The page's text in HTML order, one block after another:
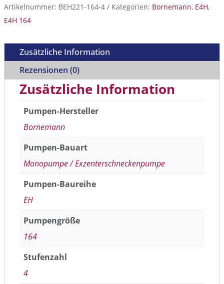
Artikelnummer: BEH221-164-4 Kategorien: Bornemann, E4H,
E4H 164
Zusätzliche Information
Rezensionen (0)
Zusätzliche Information
Pumpen-Hersteller
Bornemann
Pumpen-Bauart
Monopumpe / Exzenterschneckenpumpe
Pumpen-Baureihe
EH
Pumpengröße
164
Stufenzahl
4